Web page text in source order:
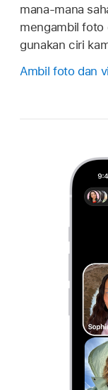
mana-mana
mengambil foto
gunakan ciri
Ambil foto dan